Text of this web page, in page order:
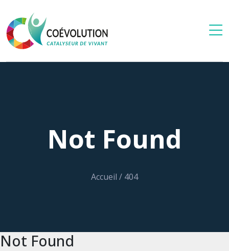
Not Found
Accueil / 404
Not Found